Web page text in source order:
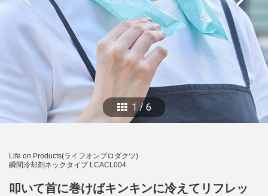
Life on Products(ライフオンプロダクツ)
瞬間冷却剤ネックタイプ LCACL004
叩いて首に巻けばキンキンに冷えてリフレッ
1 / 6